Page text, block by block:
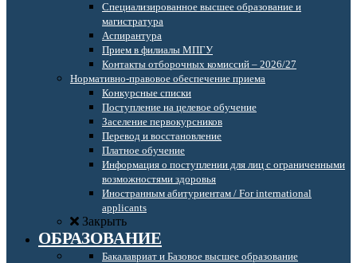
Специализированное высшее образование и
магистратура
Аспирантура
Прием в филиалы МПГУ
Контакты отборочных комиссий – 2026/27
Нормативно-правовое обеспечение приема
Конкурсные списки
Поступление на целевое обучение
Заселение первокурсников
Перевод и восстановление
Платное обучение
Информация о поступлении для лиц с ограниченными
возможностями здоровья
Иностранным абитуриентам / For international
applicants
Закрыть
ОБРАЗОВАНИЕ
Бакалавриат и Базовое высшее образование